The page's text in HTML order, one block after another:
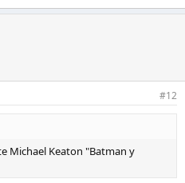
#12
Michael Keaton "Batman y